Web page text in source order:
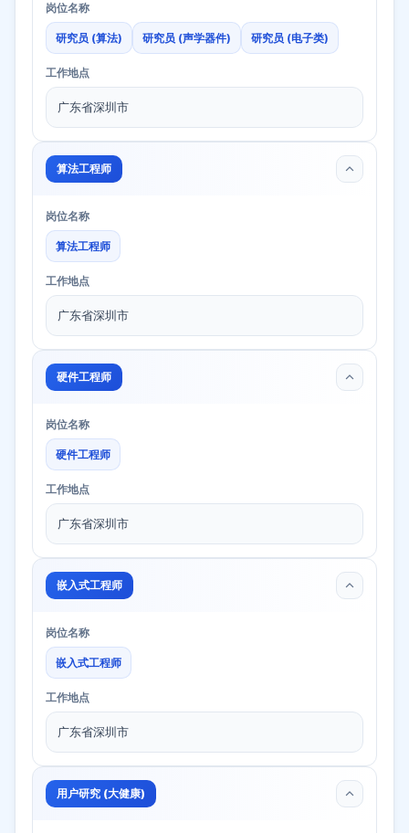
岗位名称
研究员 (算法) 研究员 (声学器件) 研究员 (电子类)
工作地点
广东省深圳市
算法工程师
岗位名称
算法工程师
工作地点
广东省深圳市
硬件工程师
岗位名称
硬件工程师
工作地点
广东省深圳市
嵌入式工程师
岗位名称
嵌入式工程师
工作地点
广东省深圳市
用户研究 (大健康)